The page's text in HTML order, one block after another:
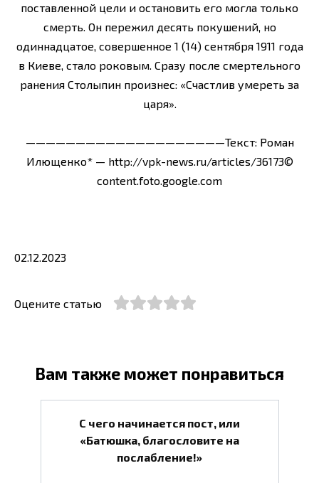
поставленной цели и остановить его могла только
смерть. Он пережил десять покушений, но
одиннадцатое, совершенное 1 (14) сентября 1911 года
в Киеве, стало роковым. Сразу после смертельного
ранения Столыпин произнес: «Счастлив умереть за
царя».
————————————————————Текст: Роман
Илющенко* — http://vpk-news.ru/articles/36173©
content.foto.google.com
02.12.2023
Оцените статью
Вам также может понравиться
С чего начинается пост, или
«Батюшка, благословите на
послабление!»